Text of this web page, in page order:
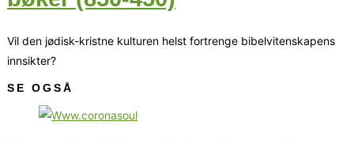
Vil den jødisk-kristne kulturen helst fortrenge bibelvitenskapens
innsikter?
SE OGSÅ